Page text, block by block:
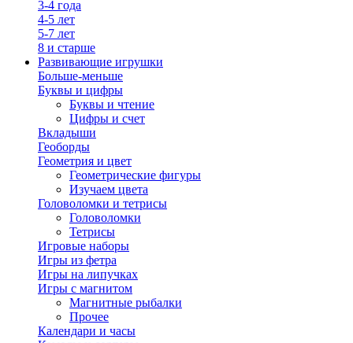
3-4 года
4-5 лет
5-7 лет
8 и старше
Развивающие игрушки
Больше-меньше
Буквы и цифры
Буквы и чтение
Цифры и счет
Вкладыши
Геоборды
Геометрия и цвет
Геометрические фигуры
Изучаем цвета
Головоломки и тетрисы
Головоломки
Тетрисы
Игровые наборы
Игры из фетра
Игры на липучках
Игры с магнитом
Магнитные рыбалки
Прочее
Календари и часы